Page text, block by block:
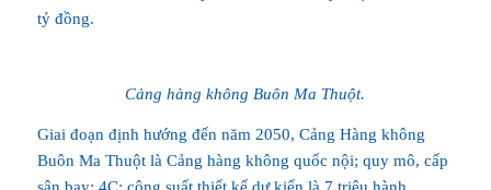
tỷ đồng.
Cảng hàng không Buôn Ma Thuột.
Giai đoạn định hướng đến năm 2050, Cảng Hàng không
Buôn Ma Thuột là Cảng hàng không quốc nội; quy mô, cấp